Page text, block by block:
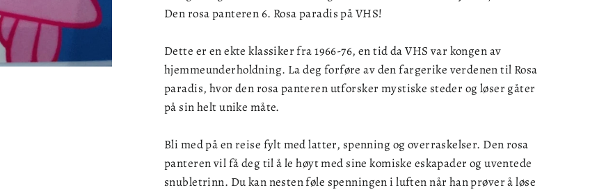
Den rosa panteren 6. Rosa paradis på VHS!
Dette er en ekte klassiker fra 1966-76, en tid da VHS var kongen av
hjemmeunderholdning. La deg forføre av den fargerike verdenen til Rosa
paradis, hvor den rosa panteren utforsker mystiske steder og løser gåter
på sin helt unike måte.
Bli med på en reise fylt med latter, spenning og overraskelser. Den rosa
panteren vil få deg til å le høyt med sine komiske eskapader og uventede
snubletrinn. Du kan nesten føle spenningen i luften når han prøver å løse